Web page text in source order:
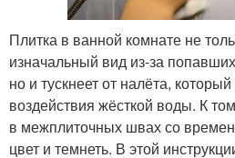
Плитка в ванной комнате не
изначальный вид из-за
но и тускнеет от налёта,
воздействия жёсткой воды. К
в межплиточных швах со
цвет и темнеть. В этой